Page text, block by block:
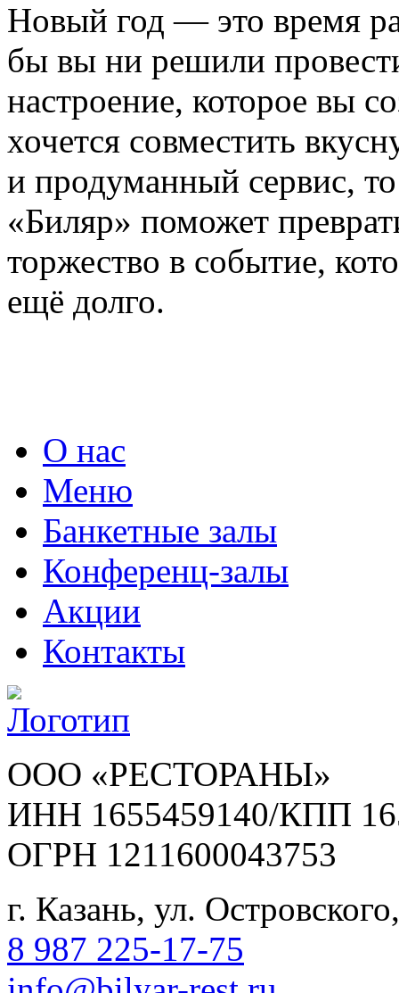
Новый год — это время
бы вы ни решили
настроение, которое вы
хочется совместить
и продуманный сервис,
«Биляр» поможет
торжество в событие,
ещё долго.
О нас
Меню
Банкетные залы
Конференц-залы
Акции
Контакты
ООО «РЕСТОРАНЫ»
ИНН 1655459140/КПП
ОГРН 1211600043753
г. Казань, ул.
8 987 225-17-75